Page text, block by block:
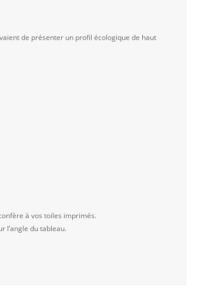
de présenter un profil écologique de haut
à vos toiles imprimés.
l’angle du tableau.